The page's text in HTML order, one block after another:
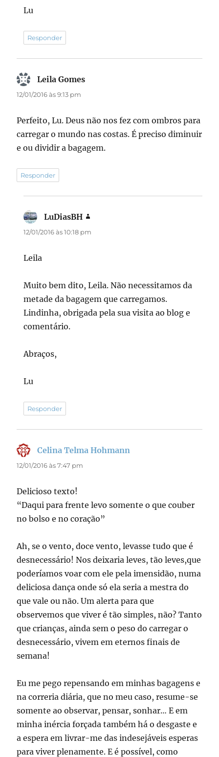
Lu
Responder
Leila Gomes
12/01/2016 às 9:13 pm
Perfeito, Lu. Deus não nos fez com ombros para
carregar o mundo nas costas. É preciso diminuir
e ou dividir a bagagem.
Responder
LuDiasBH
12/01/2016 às 10:18 pm
Leila
Muito bem dito, Leila. Não necessitamos da
metade da bagagem que carregamos.
Lindinha, obrigada pela sua visita ao blog e
comentário.
Abraços,
Lu
Responder
Celina Telma Hohmann
12/01/2016 às 7:47 pm
Delicioso texto!
“Daqui para frente levo somente o que couber
no bolso e no coração”
Ah, se o vento, doce vento, levasse tudo que é
desnecessário! Nos deixaria leves, tão leves,que
poderíamos voar com ele pela imensidão, numa
deliciosa dança onde só ela seria a mestra do
que vale ou não. Um alerta para que
observemos que viver é tão simples, não? Tanto
que crianças, ainda sem o peso do carregar o
desnecessário, vivem em eternos finais de
semana!
Eu me pego repensando em minhas bagagens e
na correria diária, que no meu caso, resume-se
somente ao observar, pensar, sonhar… E em
minha inércia forçada também há o desgaste e
a espera em livrar-me das indesejáveis esperas
para viver plenamente. E é possível, como